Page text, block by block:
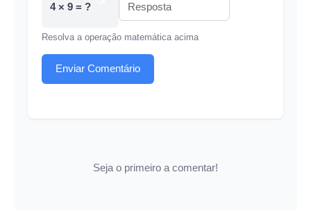
4 × 9 = ?
Resolva a operação matemática acima
Enviar Comentário
Seja o primeiro a comentar!